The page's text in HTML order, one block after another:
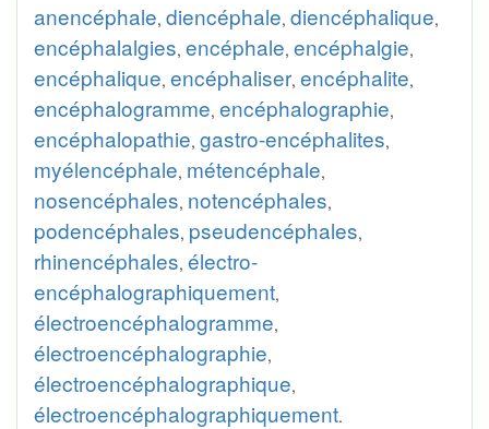
anencéphale, diencéphale, diencéphalique,
encéphalalgies, encéphale, encéphalgie,
encéphalique, encéphaliser, encéphalite,
encéphalogramme, encéphalographie,
encéphalopathie, gastro-encéphalites,
myélencéphale, métencéphale,
nosencéphales, notencéphales,
podencéphales, pseudencéphales,
rhinencéphales, électro-
encéphalographiquement,
électroencéphalogramme,
électroencéphalographie,
électroencéphalographique,
électroencéphalographiquement.